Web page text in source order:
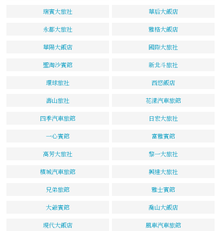
瑞賓大旅社 華后大飯店
永都大旅社 雅格大飯店
華陽大飯店 國際大旅社
聖淘沙賓館 新北斗旅社
環球旅社 西悠飯店
壽山旅社 花漾汽車旅館
四季汽車旅館 日宏大旅社
一心賓館 富雅賓館
高芳大旅社 黎一大旅社
檳城汽車旅館 興達大旅社
兄弟旅館 雅士賓館
大爺賓館 喬山大飯店
現代大飯店 風車汽車旅館